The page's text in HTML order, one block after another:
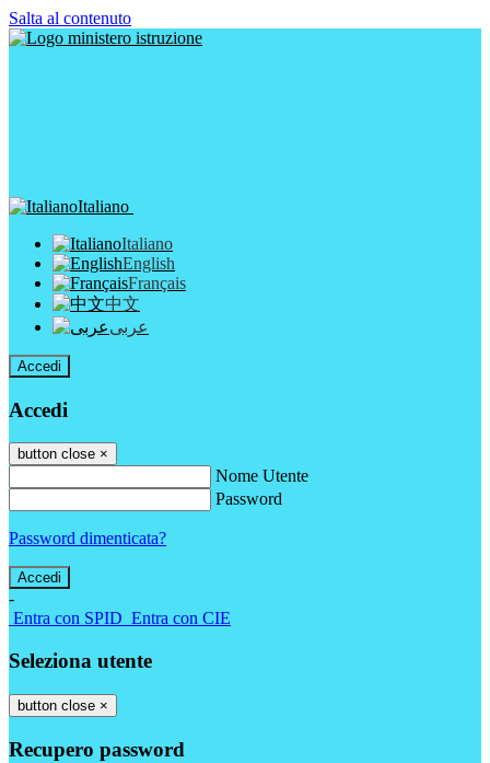
Salta al contenuto
Italiano
Italiano
English
Français
中文
عربى
Accedi
Accedi
button close ×
Nome Utente
Password
Password dimenticata?
-
Entra con SPID Entra con CIE
Seleziona utente
button close ×
Recupero password